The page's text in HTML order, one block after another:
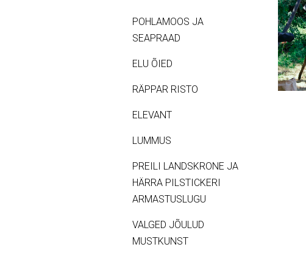
POHLAMOOS JA
SEAPRAAD
ELU ÕIED
RÄPPAR RISTO
ELEVANT
LUMMUS
PREILI LANDSKRONE JA
HÄRRA PILSTICKERI
ARMASTUSLUGU
VALGED JÕULUD
MUSTKUNST